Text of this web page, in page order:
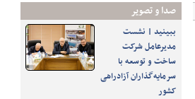
صدا و تصوير
ببینید | نشست
مدیرعامل شرکت
ساخت و توسعه با
سرمایه‌گذاران آزادراهی
کشور